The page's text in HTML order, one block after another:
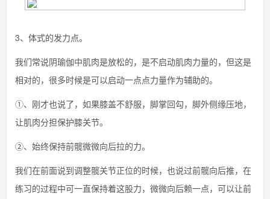
3、体式的发力点。
我们常说阴瑜伽中肌肉是放松的，是不启动肌肉力量的，但这是
相对的，很多时候是可以启动一点点力量作为辅助的。
①、刚才也说了，如果膝盖不舒服，脚掌回勾，脚外侧缘压地，
让肌肉分担保护膝关节。
②、始终保持前髋微微向后拉的力。
我们在前面说到调整髋关节正位的时候，也说过前髋向后推，在
练习的过程中可一直保持着这股力，微微向后赖一点，可以让前